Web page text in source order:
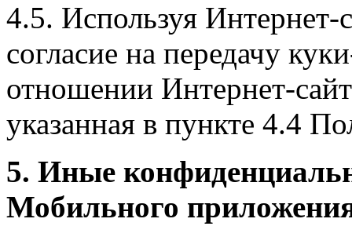
4.5. Используя Интернет-
согласие на передачу
отношении Интернет-
указанная в пункте 4.4
5. Иные
Мобильного